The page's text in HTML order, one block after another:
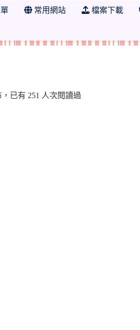
常用網站 檔案下載
，已有 251 人次閱讀過